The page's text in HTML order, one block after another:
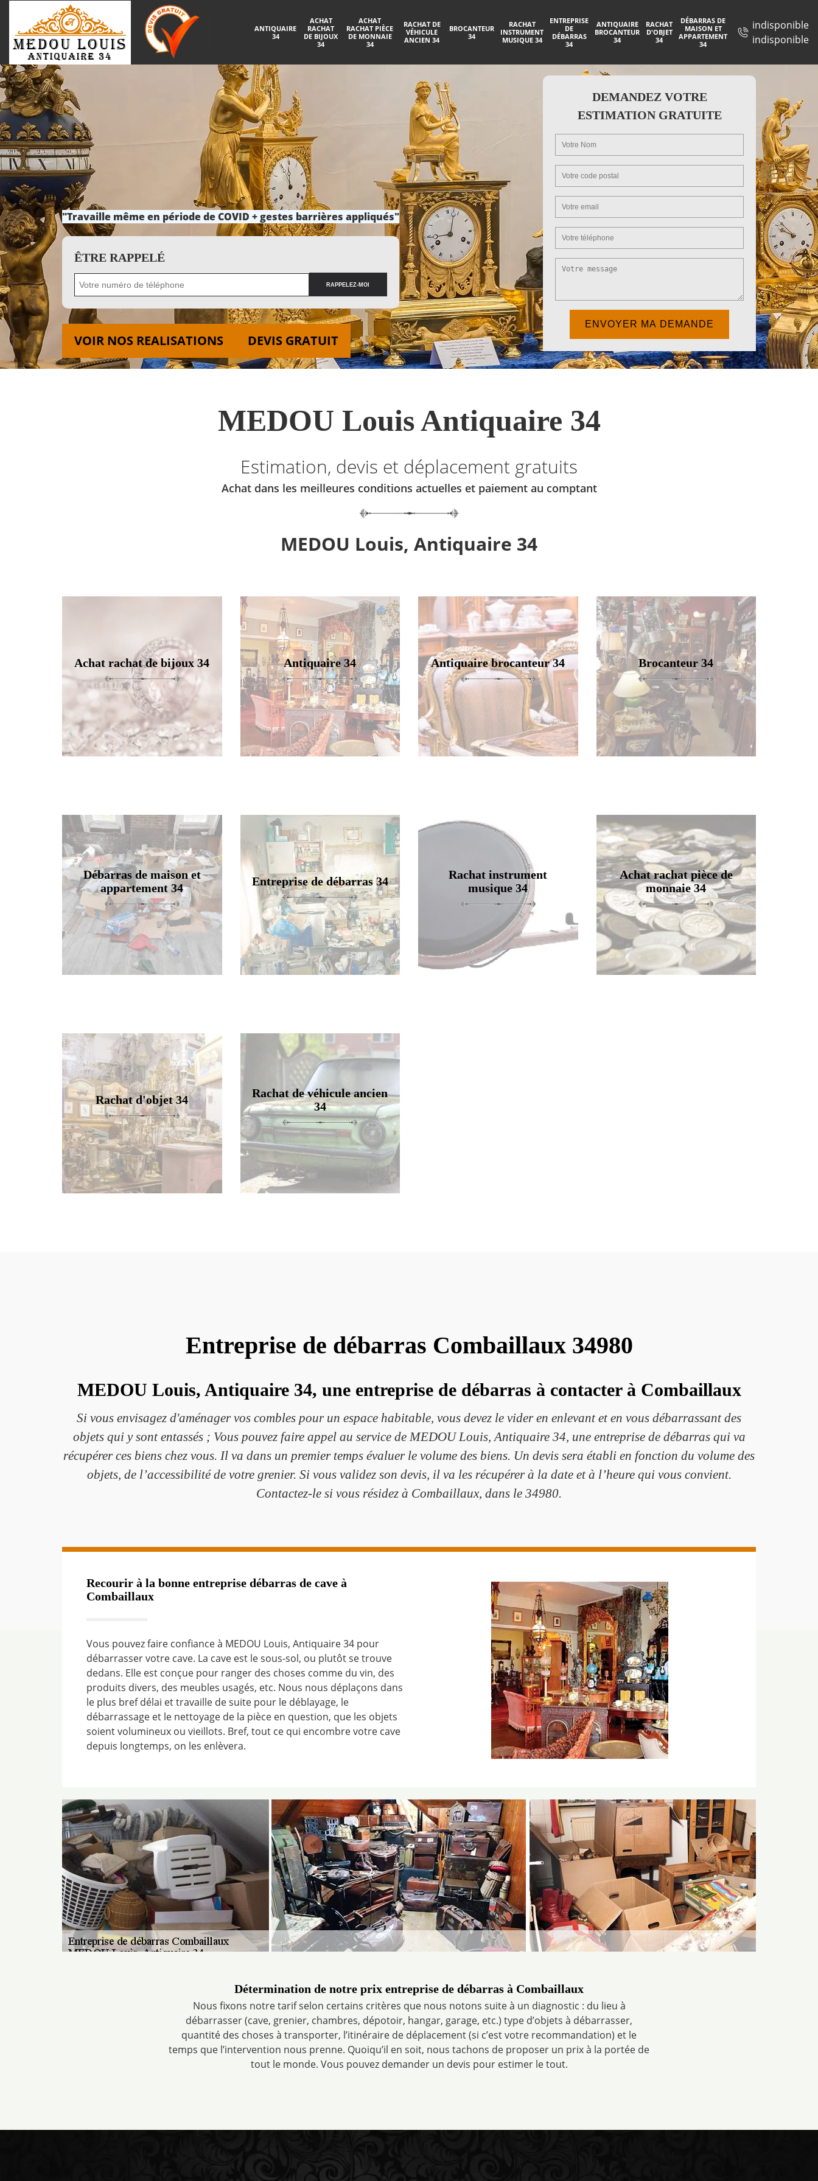
ANTIQUAIRE
34
ACHAT
RACHAT
DE BIJOUX
34
ACHAT
RACHAT PIÈCE
DE MONNAIE
34
RACHAT DE
VÉHICULE
ANCIEN 34
BROCANTEUR
34
RACHAT
INSTRUMENT
MUSIQUE 34
ENTREPRISE
DE
DÉBARRAS
34
ANTIQUAIRE
BROCANTEUR
34
RACHAT
D'OBJET
34
DÉBARRAS DE
MAISON ET
APPARTEMENT
34
indisponible
indisponible
"Travaille même en période de COVID + gestes barrières appliqués"
ÊTRE RAPPELÉ
VOIR NOS REALISATIONS DEVIS GRATUIT
DEMANDEZ VOTRE
ESTIMATION GRATUITE
MEDOU Louis Antiquaire 34
Estimation, devis et déplacement gratuits
Achat dans les meilleures conditions actuelles et paiement au comptant
MEDOU Louis, Antiquaire 34
Achat rachat de bijoux 34 Antiquaire 34 Antiquaire brocanteur 34 Brocanteur 34
Débarras de maison et
appartement 34
Entreprise de débarras 34
Rachat instrument
musique 34
Achat rachat pièce de
monnaie 34
Rachat d'objet 34
Rachat de véhicule ancien
34
Entreprise de débarras Combaillaux 34980
MEDOU Louis, Antiquaire 34, une entreprise de débarras à contacter à Combaillaux
Si vous envisagez d'aménager vos combles pour un espace habitable, vous devez le vider en enlevant et en vous débarrassant des
objets qui y sont entassés ; Vous pouvez faire appel au service de MEDOU Louis, Antiquaire 34, une entreprise de débarras qui va
récupérer ces biens chez vous. Il va dans un premier temps évaluer le volume des biens. Un devis sera établi en fonction du volume des
objets, de l’accessibilité de votre grenier. Si vous validez son devis, il va les récupérer à la date et à l’heure qui vous convient.
Contactez-le si vous résidez à Combaillaux, dans le 34980.
Recourir à la bonne entreprise débarras de cave à
Combaillaux
Vous pouvez faire confiance à MEDOU Louis, Antiquaire 34 pour
débarrasser votre cave. La cave est le sous-sol, ou plutôt se trouve
dedans. Elle est conçue pour ranger des choses comme du vin, des
produits divers, des meubles usagés, etc. Nous nous déplaçons dans
le plus bref délai et travaille de suite pour le déblayage, le
débarrassage et le nettoyage de la pièce en question, que les objets
soient volumineux ou vieillots. Bref, tout ce qui encombre votre cave
depuis longtemps, on les enlèvera.
Détermination de notre prix entreprise de débarras à Combaillaux
Nous fixons notre tarif selon certains critères que nous notons suite à un diagnostic : du lieu à
débarrasser (cave, grenier, chambres, dépotoir, hangar, garage, etc.) type d’objets à débarrasser,
quantité des choses à transporter, l’itinéraire de déplacement (si c’est votre recommandation) et le
temps que l’intervention nous prenne. Quoiqu’il en soit, nous tachons de proposer un prix à la portée de
tout le monde. Vous pouvez demander un devis pour estimer le tout.